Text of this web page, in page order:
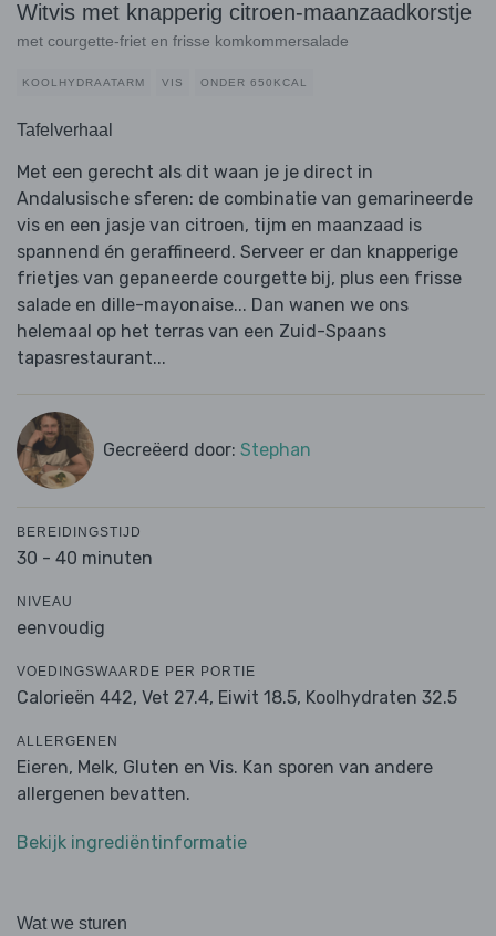
Witvis met knapperig citroen-maanzaadkorstje
met courgette-friet en frisse komkommersalade
KOOLHYDRAATARM VIS ONDER 650KCAL
Tafelverhaal
Met een gerecht als dit waan je je direct in
Andalusische sferen: de combinatie van gemarineerde
vis en een jasje van citroen, tijm en maanzaad is
spannend én geraffineerd. Serveer er dan knapperige
frietjes van gepaneerde courgette bij, plus een frisse
salade en dille-mayonaise... Dan wanen we ons
helemaal op het terras van een Zuid-Spaans
tapasrestaurant...
Gecreëerd door: Stephan
BEREIDINGSTIJD
30 - 40 minuten
NIVEAU
eenvoudig
VOEDINGSWAARDE PER PORTIE
Calorieën 442, Vet 27.4, Eiwit 18.5, Koolhydraten 32.5
ALLERGENEN
Eieren, Melk, Gluten en Vis. Kan sporen van andere
allergenen bevatten.
Bekijk ingrediëntinformatie
Wat we sturen